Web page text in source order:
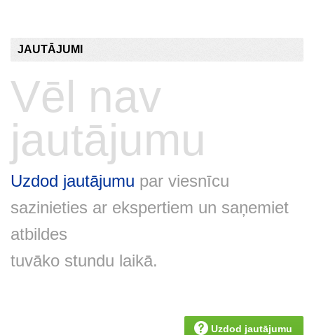
JAUTĀJUMI
Vēl nav
jautājumu
Uzdod jautājumu par viesnīcu
sazinieties ar ekspertiem un saņemiet
atbildes
tuvāko stundu laikā.
Uzdod jautājumu